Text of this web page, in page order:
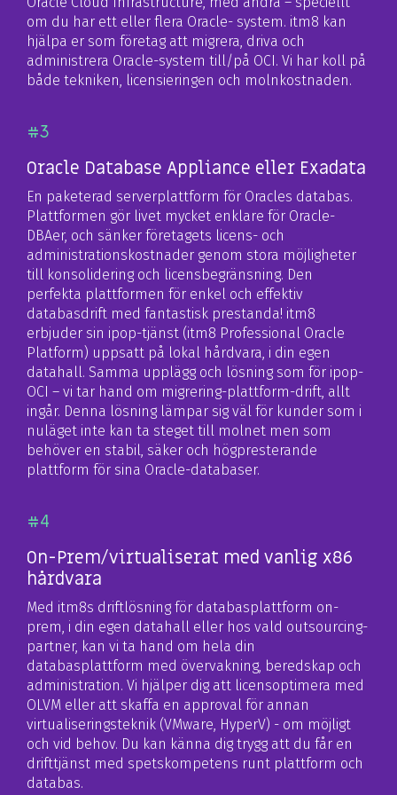
om du har ett eller flera Oracle- system. itm8 kan
hjälpa er som företag att migrera, driva och
administrera Oracle-system till/på OCI. Vi har koll på
både tekniken, licensieringen och molnkostnaden.
#3
Oracle Database Appliance eller Exadata
En paketerad serverplattform för Oracles databas.
Plattformen gör livet mycket enklare för Oracle-
DBAer, och sänker företagets licens- och
administrationskostnader genom stora möjligheter
till konsolidering och licensbegränsning. Den
perfekta plattformen för enkel och effektiv
databasdrift med fantastisk prestanda! itm8
erbjuder sin ipop-tjänst (itm8 Professional Oracle
Platform) uppsatt på lokal hårdvara, i din egen
datahall. Samma upplägg och lösning som för ipop-
OCI – vi tar hand om migrering-plattform-drift, allt
ingår. Denna lösning lämpar sig väl för kunder som i
nuläget inte kan ta steget till molnet men som
behöver en stabil, säker och högpresterande
plattform för sina Oracle-databaser.
#4
On-Prem/virtualiserat med vanlig x86
hårdvara
Med itm8s driftlösning för databasplattform on-
prem, i din egen datahall eller hos vald outsourcing-
partner, kan vi ta hand om hela din
databasplattform med övervakning, beredskap och
administration. Vi hjälper dig att licensoptimera med
OLVM eller att skaffa en approval för annan
virtualiseringsteknik (VMware, HyperV) - om möjligt
och vid behov. Du kan känna dig trygg att du får en
drifttjänst med spetskompetens runt plattform och
databas.